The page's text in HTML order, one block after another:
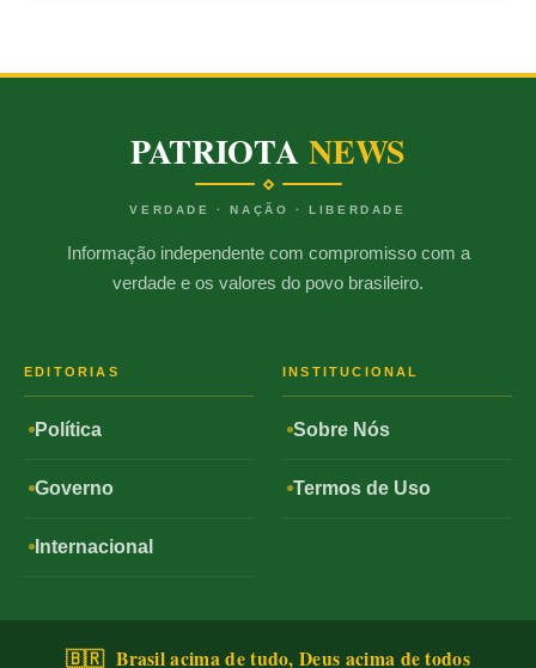
PATRIOTANEWS
VERDADE · NAÇÃO · LIBERDADE
Informação independente com compromisso com a
verdade e os valores do povo brasileiro.
EDITORIAS
Política
Governo
Internacional
INSTITUCIONAL
Sobre Nós
Termos de Uso
🇧🇷 Brasil acima de tudo, Deus acima de todos